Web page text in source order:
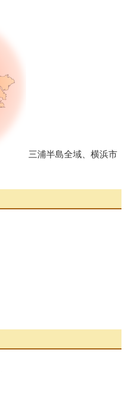
三浦半島全域、横浜市